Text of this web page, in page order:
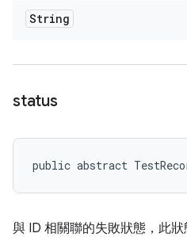
String
status
public abstract
與 ID 相關聯的失敗狀態，此